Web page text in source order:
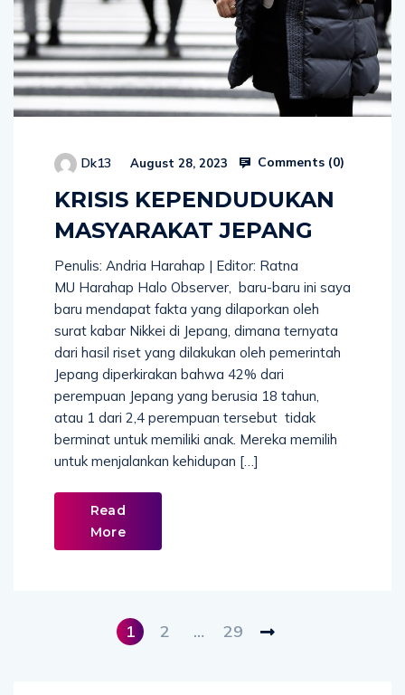
Dk13 August 28, 2023 Comments (0)
KRISIS KEPENDUDUKAN
MASYARAKAT JEPANG
Penulis: Andria Harahap | Editor: Ratna
MU Harahap Halo Observer, baru-baru ini saya
baru mendapat fakta yang dilaporkan oleh
surat kabar Nikkei di Jepang, dimana ternyata
dari hasil riset yang dilakukan oleh pemerintah
Jepang diperkirakan bahwa 42% dari
perempuan Jepang yang berusia 18 tahun,
atau 1 dari 2,4 perempuan tersebut tidak
berminat untuk memiliki anak. Mereka memilih
untuk menjalankan kehidupan […]
Read
More
1 2 … 29